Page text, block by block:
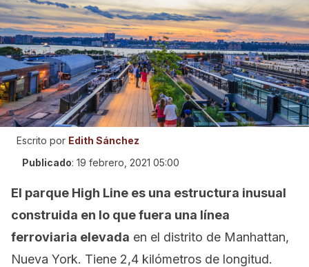
Escrito por Edith Sánchez
Publicado: 19 febrero, 2021 05:00
El parque High Line es una estructura inusual
construida en lo que fuera una línea
ferroviaria elevada en el distrito de Manhattan,
Nueva York. Tiene 2,4 kilómetros de longitud.